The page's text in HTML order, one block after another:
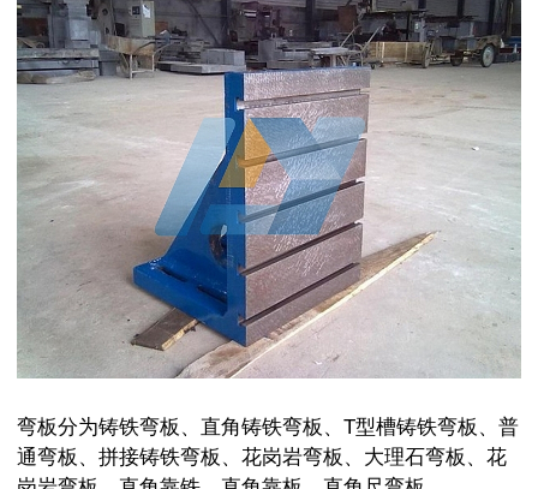
弯板分为铸铁弯板、直角铸铁弯板、T型槽铸铁弯板、普
通弯板、拼接铸铁弯板、花岗岩弯板、大理石弯板、花